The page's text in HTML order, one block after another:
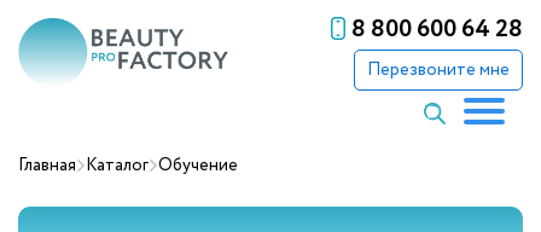
8 800 600 64 28
Перезвоните мне
Главная Каталог Обучение